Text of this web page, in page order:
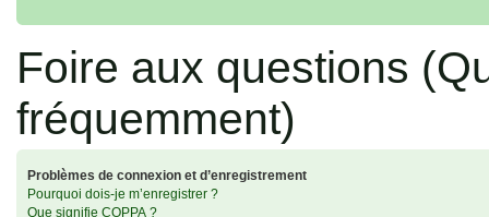
Foire aux questions
fréquemment)
Problèmes de connexion et d’enregistrement
Pourquoi dois-je m’enregistrer ?
Que signifie COPPA ?